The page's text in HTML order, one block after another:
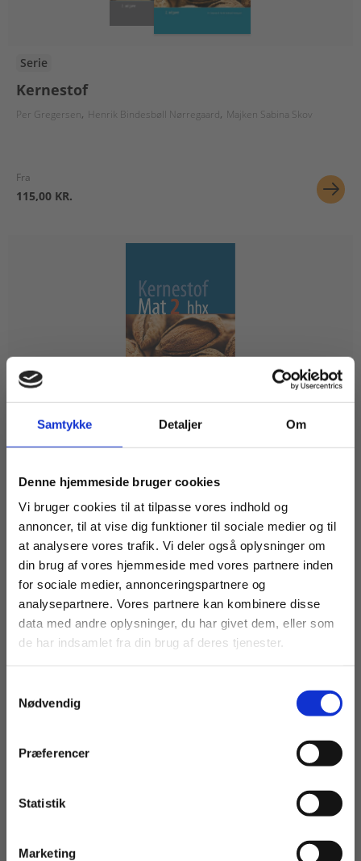
Samtykke Detaljer Om
Denne hjemmeside bruger cookies
Vi bruger cookies til at tilpasse vores indhold og
annoncer, til at vise dig funktioner til sociale medier og til
at analysere vores trafik. Vi deler også oplysninger om
din brug af vores hjemmeside med vores partnere inden
for sociale medier, annonceringspartnere og
analysepartnere. Vores partnere kan kombinere disse
data med andre oplysninger, du har givet dem, eller som
de har indsamlet fra din brug af deres tjenester.
Nødvendig
Præferencer
Statistik
Marketing
Serie
Kernestof
Per Gregersen Henrik Bindesbøll Nørregaard Majken Sabina Skov
Fra
115,00 KR.
Fra
125,00 KR.
Køb læremidler og find masterclasses mm.
Fortsæt som:
For privatkunder og
studerende. Du får
vist priser inkl.
For institutioner og
virksomheder. Du
får vist priser ekskl.